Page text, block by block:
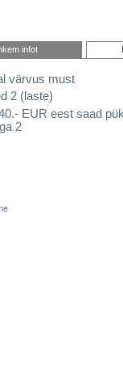
infot
värvus must
2 (laste)
EUR eest saad
2